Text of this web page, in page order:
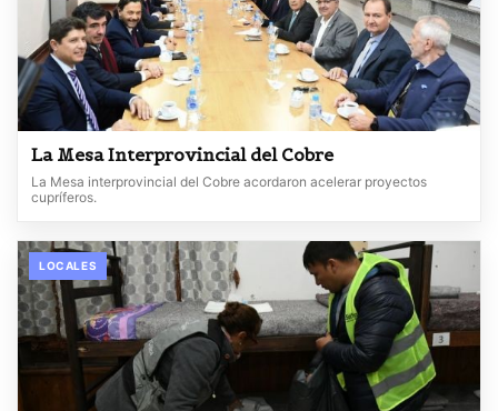
La Mesa Interprovincial del Cobre
La Mesa interprovincial del Cobre acordaron acelerar proyectos
cupríferos.
LOCALES